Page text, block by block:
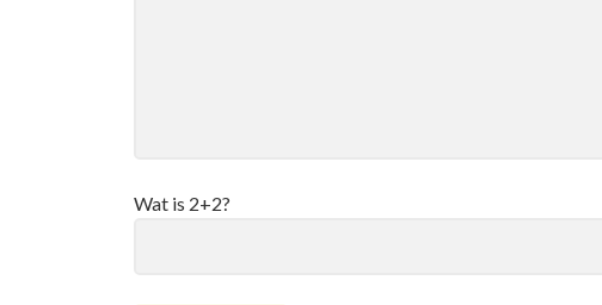
Wat is 2+2?